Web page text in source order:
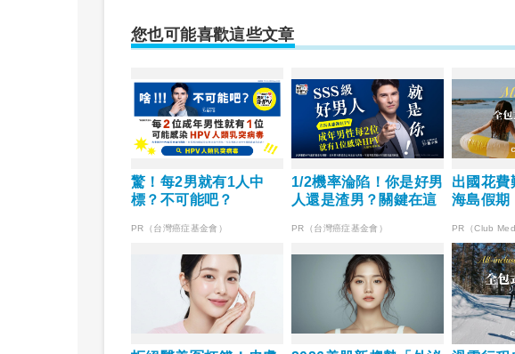
您也可能喜歡這些文章
驚！每2男就有1人中
標？不可能吧？
PR（台灣癌症基金會）
1/2機率淪陷！你是好男
人還是渣男？關鍵在這
PR（台灣癌症基金會）
出國花費
海島假期
PR（Club